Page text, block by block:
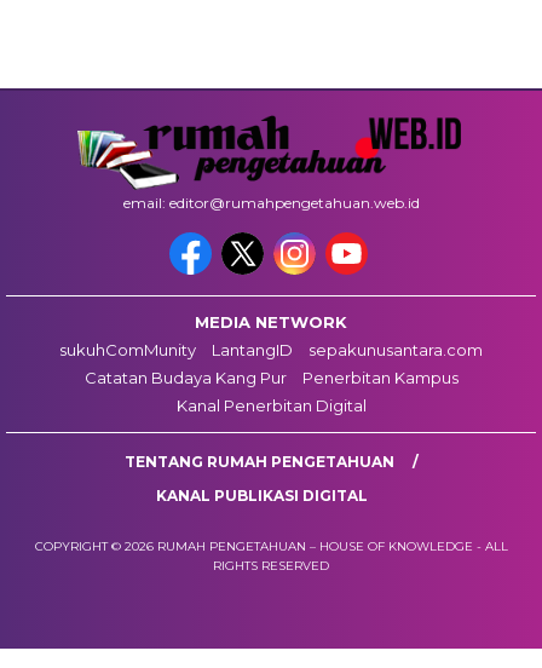
email: editor@rumahpengetahuan.web.id
MEDIA NETWORK
sukuhComMunity
LantangID
sepakunusantara.com
Catatan Budaya Kang Pur
Penerbitan Kampus
Kanal Penerbitan Digital
TENTANG RUMAH PENGETAHUAN
KANAL PUBLIKASI DIGITAL
COPYRIGHT © 2026 RUMAH PENGETAHUAN – HOUSE OF KNOWLEDGE - ALL
RIGHTS RESERVED